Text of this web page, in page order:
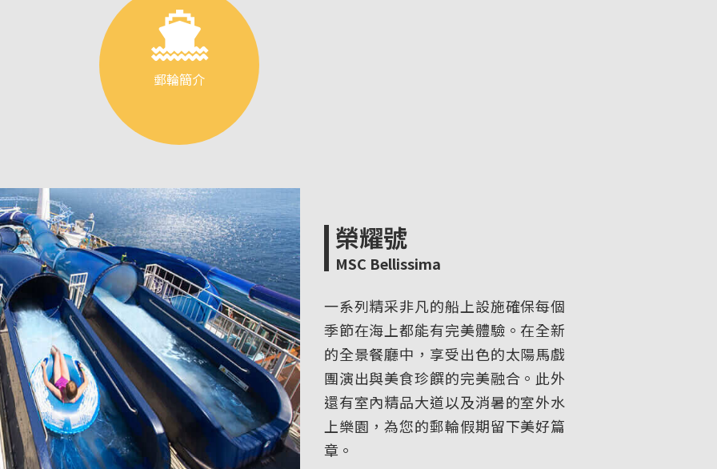
郵輪簡介
榮耀號
MSC Bellissima
一系列精采非凡的船上設施確保每個
季節在海上都能有完美體驗。在全新
的全景餐廳中，享受出色的太陽馬戲
團演出與美食珍饌的完美融合。此外
還有室內精品大道以及消暑的室外水
上樂園，為您的郵輪假期留下美好篇
章。